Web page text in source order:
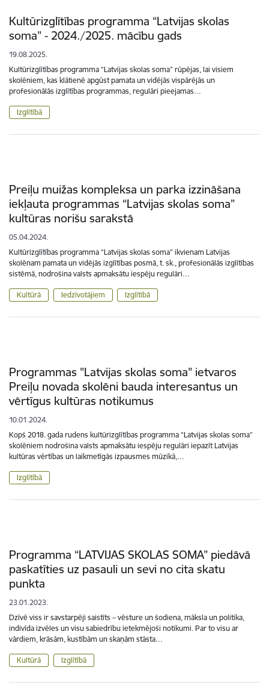
Kultūrizglītības programma “Latvijas skolas
soma” - 2024./2025. mācību gads
19.08.2025.
Kultūrizglītības programma “Latvijas skolas soma” rūpējas, lai visiem
skolēniem, kas klātienē apgūst pamata un vidējās vispārējās un
profesionālās izglītības programmas, regulāri pieejamas…
Izglītībā
Preiļu muižas kompleksa un parka izzināšana
iekļauta programmas “Latvijas skolas soma”
kultūras norišu sarakstā
05.04.2024.
Kultūrizglītības programma “Latvijas skolas soma” ikvienam Latvijas
skolēnam pamata un vidējās izglītības posmā, t. sk., profesionālās izglītības
sistēmā, nodrošina valsts apmaksātu iespēju regulāri…
Kultūrā Iedzīvotājiem Izglītībā
Programmas "Latvijas skolas soma" ietvaros
Preiļu novada skolēni bauda interesantus un
vērtīgus kultūras notikumus
10.01.2024.
Kopš 2018. gada rudens kultūrizglītības programma “Latvijas skolas soma”
skolēniem nodrošina valsts apmaksātu iespēju regulāri iepazīt Latvijas
kultūras vērtības un laikmetīgās izpausmes mūzikā,…
Izglītībā
Programma “LATVIJAS SKOLAS SOMA” piedāvā
paskatīties uz pasauli un sevi no cita skatu
punkta
23.01.2023.
Dzīvē viss ir savstarpēji saistīts – vēsture un šodiena, māksla un politika,
indivīda izvēles un visu sabiedrību ietekmējoši notikumi. Par to visu ar
vārdiem, krāsām, kustībām un skaņām stāsta…
Kultūrā Izglītībā